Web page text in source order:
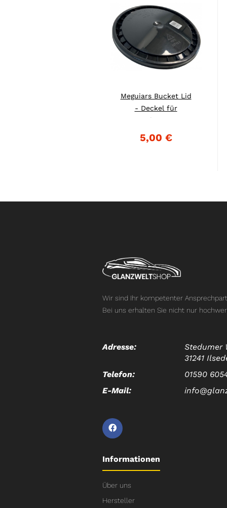
Meguiars Bucket Lid
- Deckel für
Wascheimer...
5,00 €
Wir sind Ihr kompetenter
Bei uns erhalten Sie nicht nur
Adresse:
Stedumer
31241
Telefon:
01590
E-Mail:
Informationen
Über uns
Hersteller